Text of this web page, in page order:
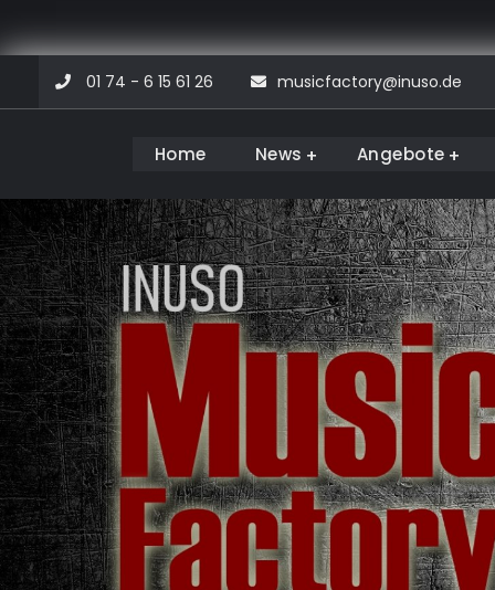
content
01 74 - 6 15 61 26 musicfactory@inuso.de
Musicfactory
Home News Angebote